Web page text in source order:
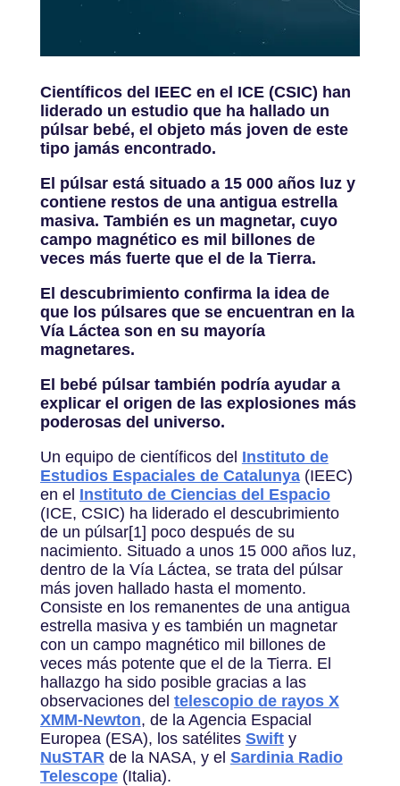
Científicos del IEEC en el ICE (CSIC) han
liderado un estudio que ha hallado un
púlsar bebé, el objeto más joven de este
tipo jamás encontrado.
El púlsar está situado a 15 000 años luz y
contiene restos de una antigua estrella
masiva. También es un magnetar, cuyo
campo magnético es mil billones de
veces más fuerte que el de la Tierra.
El descubrimiento confirma la idea de
que los púlsares que se encuentran en la
Vía Láctea son en su mayoría
magnetares.
El bebé púlsar también podría ayudar a
explicar el origen de las explosiones más
poderosas del universo.
Un equipo de científicos del Instituto de
Estudios Espaciales de Catalunya(IEEC)
en el Instituto de Ciencias del Espacio
(ICE, CSIC) ha liderado el descubrimiento
de un púlsar[1] poco después de su
nacimiento. Situado a unos 15 000 años luz,
dentro de la Vía Láctea, se trata del púlsar
más joven hallado hasta el momento.
Consiste en los remanentes de una antigua
estrella masiva y es también un magnetar
con un campo magnético mil billones de
veces más potente que el de la Tierra. El
hallazgo ha sido posible gracias a las
observaciones del telescopio de rayos X
XMM-Newton, de la Agencia Espacial
Europea (ESA), los satélites Swifty
NuSTAR de la NASA, y el Sardinia Radio
Telescope(Italia).